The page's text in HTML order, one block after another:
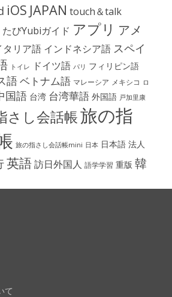
iOS JAPAN touch＆talk
たびYubiガイド アプリ アメ
タリア語 インドネシア語 スペイ
トイレ ドイツ語 パリ フィリピン語
語ベトナム語 マレーシア メキシコ ロ
国語 台湾 台湾華語 外国語 戸加里康
さし会話帳旅の指
旅の指さし会話帳mini 日本 日本語 法人
英語訪日外国人 語学学習 重版 韓
て